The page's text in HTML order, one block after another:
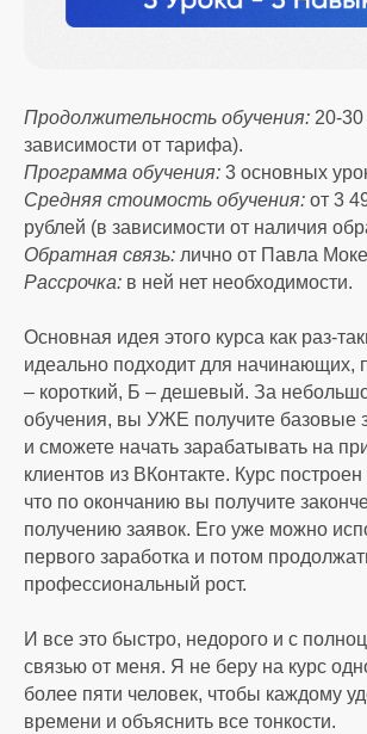
Продолжительность обучения: 20-
зависимости от тарифа).
Программа обучения: 3 основных
Средняя стоимость обучения: от 3
рублей (в зависимости от наличия
Обратная связь: лично от Павла
Рассрочка: в ней нет необходимости.
Основная идея этого курса как раз-
идеально подходит для начинающих,
– короткий, Б – дешевый. За
обучения, вы УЖЕ получите базовые
и сможете начать зарабатывать на
клиентов из ВКонтакте. Курс
что по окончанию вы получите
получению заявок. Его уже можно
первого заработка и потом
профессиональный рост.
И все это быстро, недорого и с
связью от меня. Я не беру на курс
более пяти человек, чтобы каждому
времени и объяснить все тонкости.